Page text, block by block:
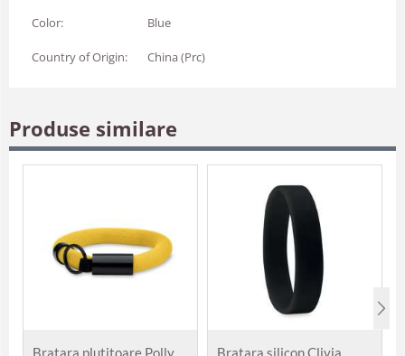
Color: Blue
Country of Origin: China (Prc)
Produse similare
Bratara plutitoare Polly Bratara silicon Clivia